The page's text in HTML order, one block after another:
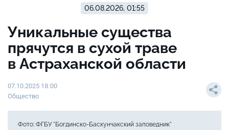
06.08.2026, 01:55
Уникальные существа
прячутся в сухой траве
в Астраханской области
07.10.2025 18:00
Общество
Фото: ФГБУ "Богдинско-Баскунчакский заповедник"